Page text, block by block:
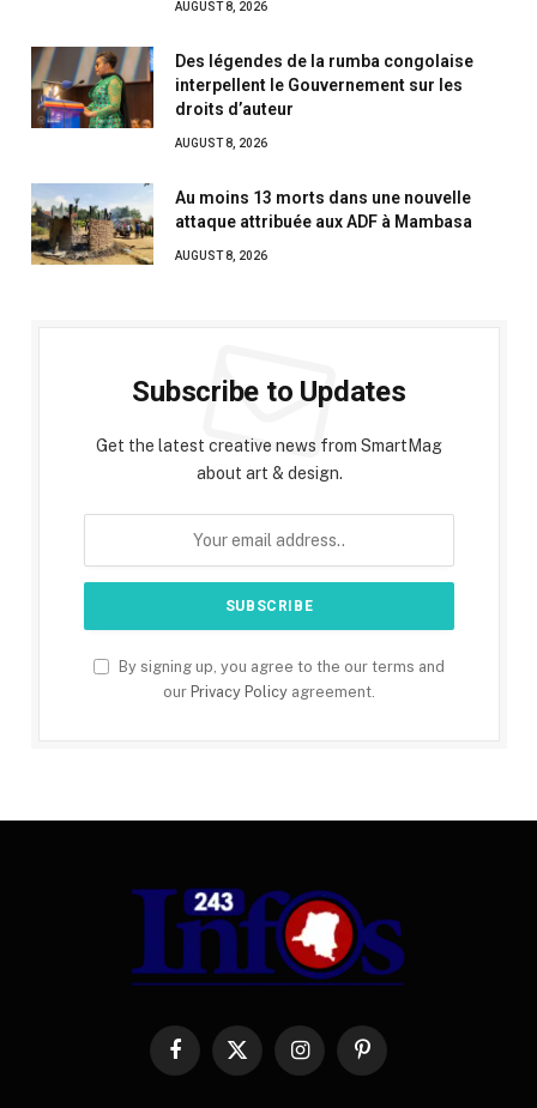
AUGUST 8, 2026
Des légendes de la rumba congolaise
interpellent le Gouvernement sur les
droits d’auteur
AUGUST 8, 2026
Au moins 13 morts dans une nouvelle
attaque attribuée aux ADF à Mambasa
AUGUST 8, 2026
Subscribe to Updates
Get the latest creative news from SmartMag
about art & design.
By signing up, you agree to the our terms and
our Privacy Policy agreement.
Facebook
X
InstagramPinterest